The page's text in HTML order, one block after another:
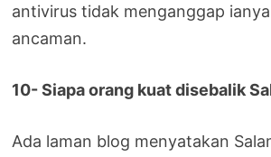
antivirus tidak menganggap
ancaman.
10- Siapa orang kuat disebalik
Ada laman blog menyatakan